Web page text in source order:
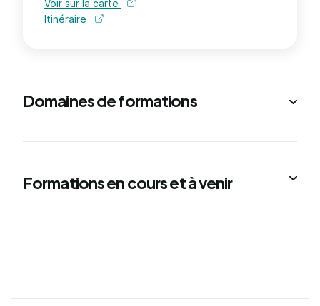
Voir sur la carte
Itinéraire
Domaines de formations
Formations en cours et à venir